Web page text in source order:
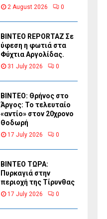
2 August 2026 0
BINTEO REPORTAZ Σε
ύφεση η φωτιά στα
Φύχτια Αργολίδας.
31 July 2026 0
ΒΙΝΤΕΟ: Θρήνος στο
Άργος: Το τελευταίο
«αντίο» στον 20χρονο
Θοδωρή
17 July 2026 0
ΒΙΝΤΕΟ ΤΩΡΑ:
Πυρκαγιά στην
περιοχή της Τίρυνθας
17 July 2026 0